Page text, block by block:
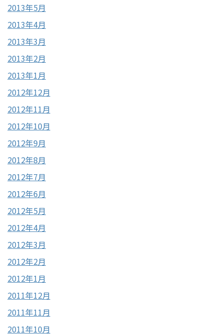
2013年5月
2013年4月
2013年3月
2013年2月
2013年1月
2012年12月
2012年11月
2012年10月
2012年9月
2012年8月
2012年7月
2012年6月
2012年5月
2012年4月
2012年3月
2012年2月
2012年1月
2011年12月
2011年11月
2011年10月